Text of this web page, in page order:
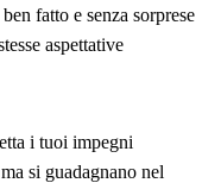
fatto e senza sorprese
aspettative
i tuoi impegni
si guadagnano nel